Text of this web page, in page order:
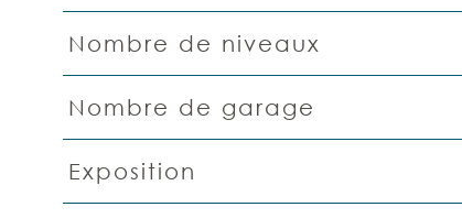
Nombre de niveaux
Nombre de garage
Exposition